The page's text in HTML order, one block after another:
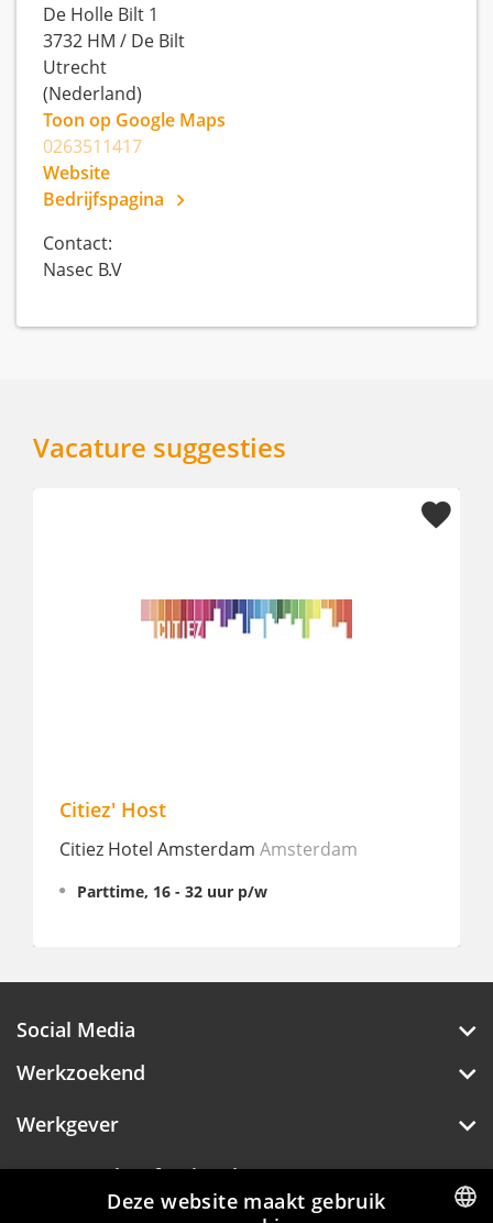
De Holle Bilt 1
3732 HM / De Bilt
Utrecht
(Nederland)
Toon op Google Maps
0263511417
Website
Bedrijfspagina
Contact:
Nasec B.V
Vacature suggesties
Citiez' Host
Citiez Hotel Amsterdam Amsterdam
Parttime, 16 - 32 uur p/w
Social Media
Werkzoekend
Werkgever
Over Hotelprofessionals
Deze website maakt gebruik